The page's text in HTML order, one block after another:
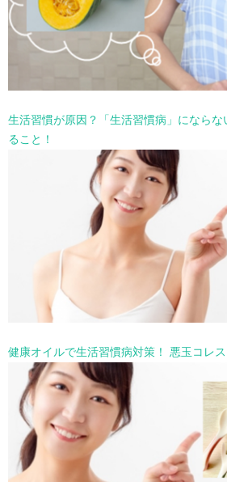
生活習慣が原因？「生活習慣病」にならな
ること！
健康オイルで生活習慣病対策！ 悪玉コレ